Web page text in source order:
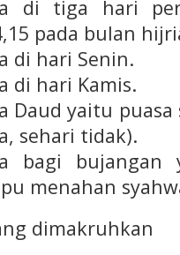
di tiga hari
pada bulan
di hari Senin.
di hari Kamis.
Daud yaitu
sehari tidak).
bagi bujangan
menahan
dimakruhkan